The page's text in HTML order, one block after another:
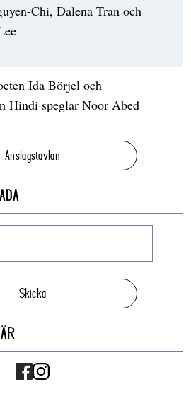
Chi, Dalena Tran och
Ida Börjel och
Hindi speglar Noor Abed
Anslagstavlan
Skicka